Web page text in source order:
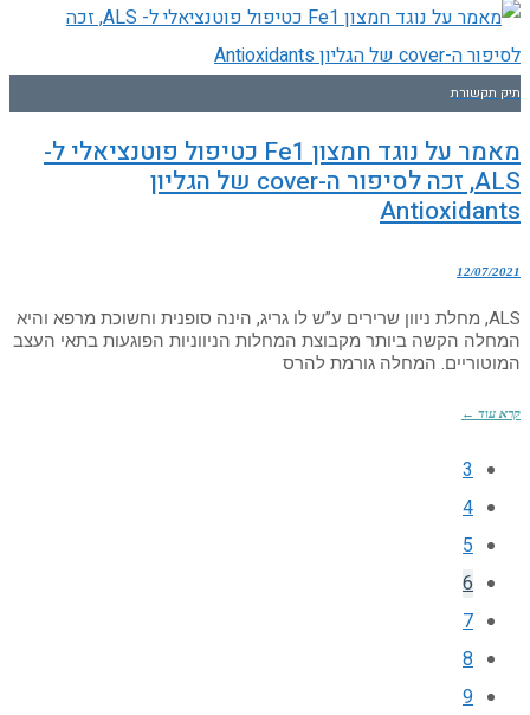
תיק תקשורת
מאמר על נוגד חמצון Fe1 כטיפול פוטנציאלי ל-
ALS, זכה לסיפור ה-cover של הגליון
Antioxidants
12/07/2021
ALS, מחלת ניוון שרירים ע”ש לו גריג, הינה סופנית וחשוכת מרפא והיא
המחלה הקשה ביותר מקבוצת המחלות הניווניות הפוגעות בתאי העצב
המוטוריים. המחלה גורמת להרס
קרא עוד ←
3
4
5
6
7
8
9